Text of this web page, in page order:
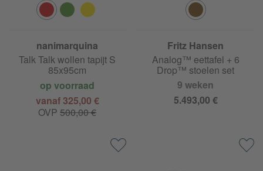
nanimarquina
Talk Talk wollen tapijt S
85x95cm
op voorraad
vanaf 325,00 €
OVP500,00 €
Fritz Hansen
Analog™ eettafel + 6
Drop™ stoelen set
9 weken
5.493,00 €